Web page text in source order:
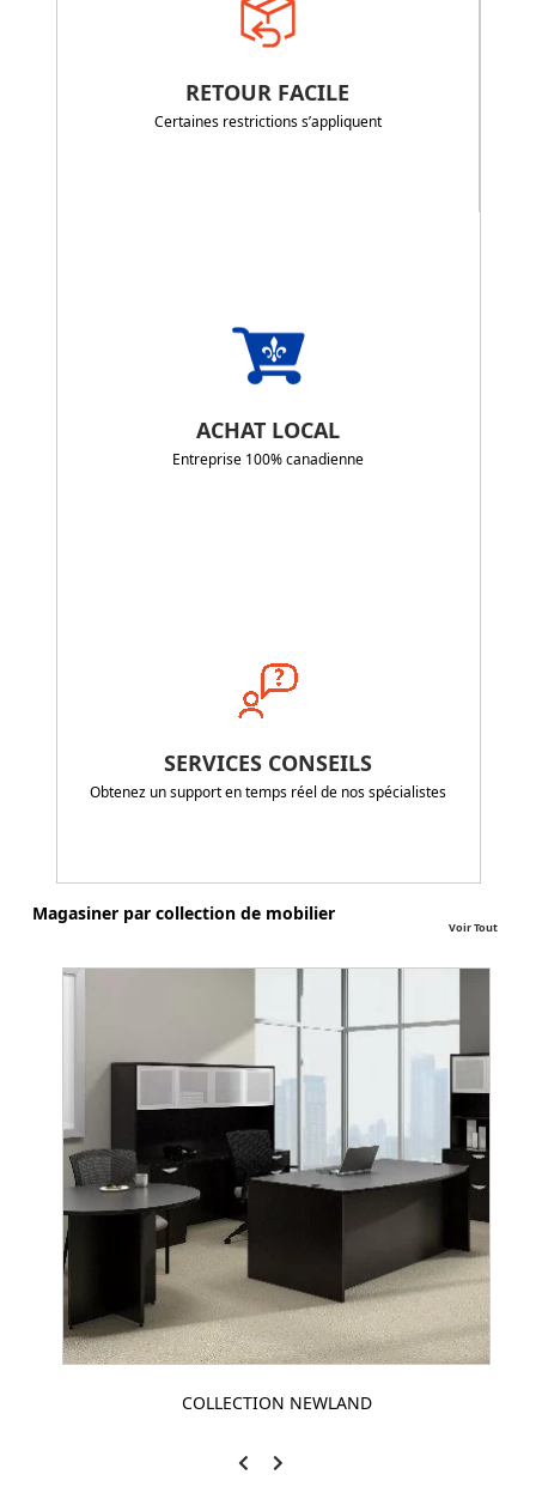
RETOUR FACILE
Certaines restrictions s’appliquent
ACHAT LOCAL
Entreprise 100% canadienne
SERVICES CONSEILS
Obtenez un support en temps réel de nos spécialistes
Magasiner par collection de mobilier
Voir Tout
COLLECTION NEWLAND